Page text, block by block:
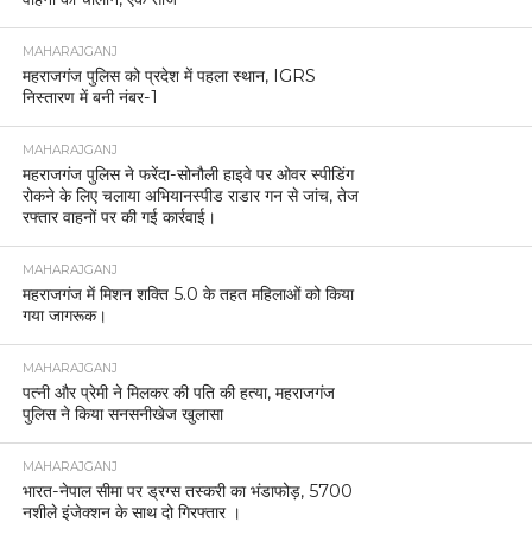
MAHARAJGANJ
महराजगंज पुलिस को प्रदेश में पहला स्थान, IGRS
निस्तारण में बनी नंबर-1
MAHARAJGANJ
महराजगंज पुलिस ने फरेंदा-सोनौली हाइवे पर ओवर स्पीडिंग
रोकने के लिए चलाया अभियानस्पीड राडार गन से जांच, तेज
रफ्तार वाहनों पर की गई कार्रवाई।
MAHARAJGANJ
महराजगंज में मिशन शक्ति 5.0 के तहत महिलाओं को किया
गया जागरूक।
MAHARAJGANJ
पत्नी और प्रेमी ने मिलकर की पति की हत्या, महराजगंज
पुलिस ने किया सनसनीखेज खुलासा
MAHARAJGANJ
भारत-नेपाल सीमा पर ड्रग्स तस्करी का भंडाफोड़, 5700
नशीले इंजेक्शन के साथ दो गिरफ्तार ।